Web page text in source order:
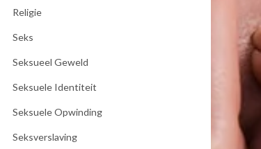
Religie
Seks
Seksueel Geweld
Seksuele Identiteit
Seksuele Opwinding
Seksverslaving